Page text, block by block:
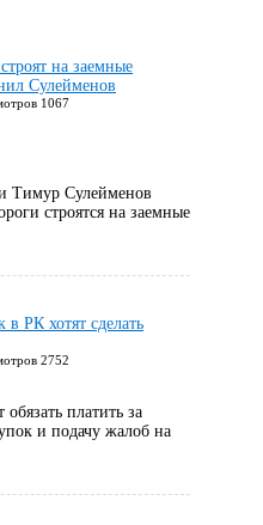
на заемные
Сулейменов
1067
Тимур Сулейменов
строятся на заемные
в РК хотят сделать
2752
платить за
и подачу жалоб на